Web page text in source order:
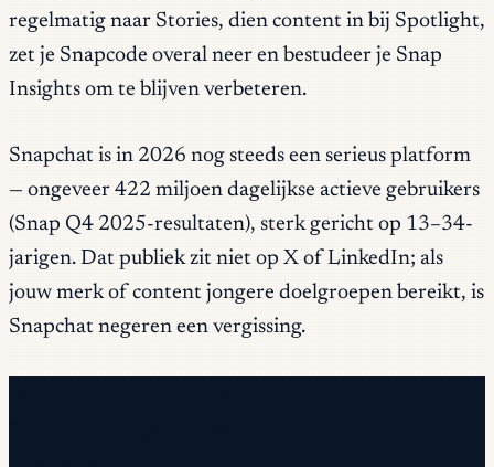
regelmatig naar Stories, dien content in bij Spotlight,
zet je Snapcode overal neer en bestudeer je Snap
Insights om te blijven verbeteren.
Snapchat is in 2026 nog steeds een serieus platform
— ongeveer 422 miljoen dagelijkse actieve gebruikers
(Snap Q4 2025-resultaten), sterk gericht op 13–34-
jarigen. Dat publiek zit niet op X of LinkedIn; als
jouw merk of content jongere doelgroepen bereikt, is
Snapchat negeren een vergissing.